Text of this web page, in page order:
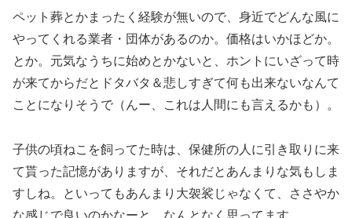
ペット葬とかまったく経験が無いので、身近でどんな風に
やってくれる業者・団体があるのか。価格はいかほどか。
とか。元気なうちに始めとかないと、ホントにいざって時
が来てからだとドタバタ＆悲しすぎて何も出来ないなんて
ことになりそうで（んー、これは人間にも言えるかも）。
子供の頃ねこを飼ってた時は、保健所の人に引き取りに来
て貰った記憶がありますが、それだとあんまりな気もしま
すしね。といってもあんまり大袈裟じゃなくて、ささやか
な感じで良いのかなーと、なんとなく思ってます。